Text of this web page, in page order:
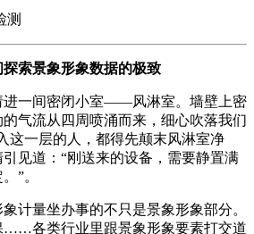
测
索景象形象数据的极致
一间密闭小室——风淋室。墙壁上密
气流从四周喷涌而来，细心吹落我们
这一层的人，都得先颠末风淋室净
见道：“刚送来的设备，需要静置满
”。
量坐办事的不只是景象形象部分。
……各类行业里跟景象形象要素打交道